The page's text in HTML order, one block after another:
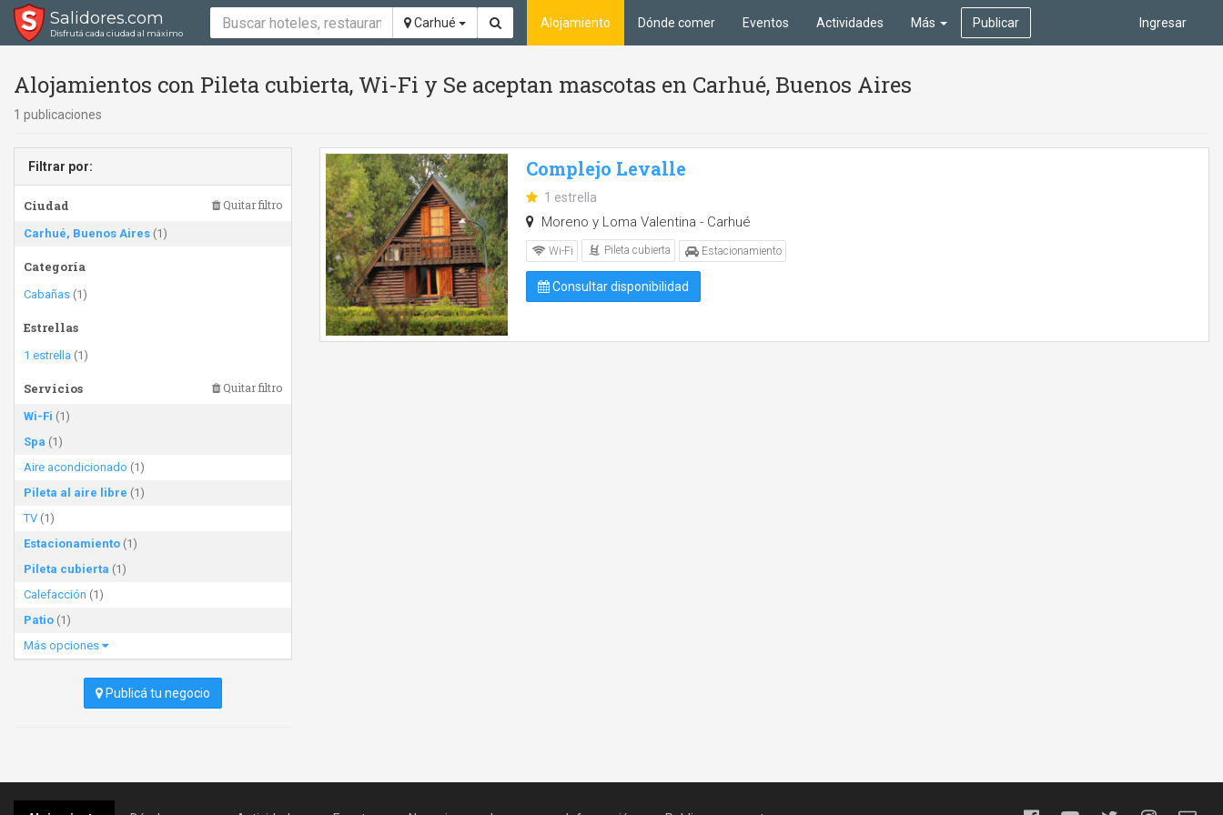
Salidores.com
Disfrutá cada ciudad al máximo
Carhué Ingresar
Alojamiento Dónde comer Eventos Actividades Más Publicar
Alojamientos con Pileta cubierta, Wi-Fi y Se aceptan mascotas en Carhué, Buenos Aires
1 publicaciones
Filtrar por:
Ciudad Quitar filtro
Carhué, Buenos Aires (1)
Categoría
Cabañas (1)
Estrellas
1 estrella (1)
Servicios Quitar filtro
Wi-Fi (1)
Spa (1)
Aire acondicionado (1)
Pileta al aire libre (1)
TV (1)
Estacionamiento (1)
Pileta cubierta (1)
Calefacción (1)
Patio (1)
Más opciones
Publicá tu negocio
Complejo Levalle
1 estrella
Moreno y Loma Valentina - Carhué
Wi-Fi Pileta cubierta Estacionamiento
Consultar disponibilidad